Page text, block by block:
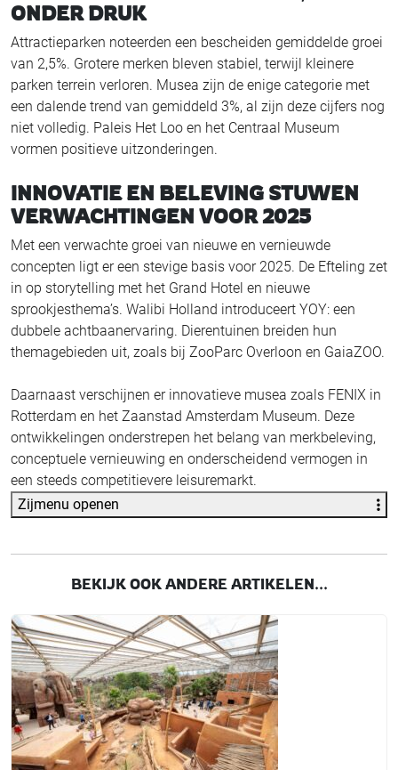
ONDER DRUK
Attractieparken noteerden een bescheiden gemiddelde groei
van 2,5%. Grotere merken bleven stabiel, terwijl kleinere
parken terrein verloren. Musea zijn de enige categorie met
een dalende trend van gemiddeld 3%, al zijn deze cijfers nog
niet volledig. Paleis Het Loo en het Centraal Museum
vormen positieve uitzonderingen.
INNOVATIE EN BELEVING STUWEN
VERWACHTINGEN VOOR 2025
Met een verwachte groei van nieuwe en vernieuwde
concepten ligt er een stevige basis voor 2025. De Efteling zet
in op storytelling met het Grand Hotel en nieuwe
sprookjesthema’s. Walibi Holland introduceert YOY: een
dubbele achtbaanervaring. Dierentuinen breiden hun
themagebieden uit, zoals bij ZooParc Overloon en GaiaZOO.
Daarnaast verschijnen er innovatieve musea zoals FENIX in
Rotterdam en het Zaanstad Amsterdam Museum. Deze
ontwikkelingen onderstrepen het belang van merkbeleving,
conceptuele vernieuwing en onderscheidend vermogen in
een steeds competitievere leisuremarkt.
Zijmenu openen
BEKIJK OOK ANDERE ARTIKELEN...